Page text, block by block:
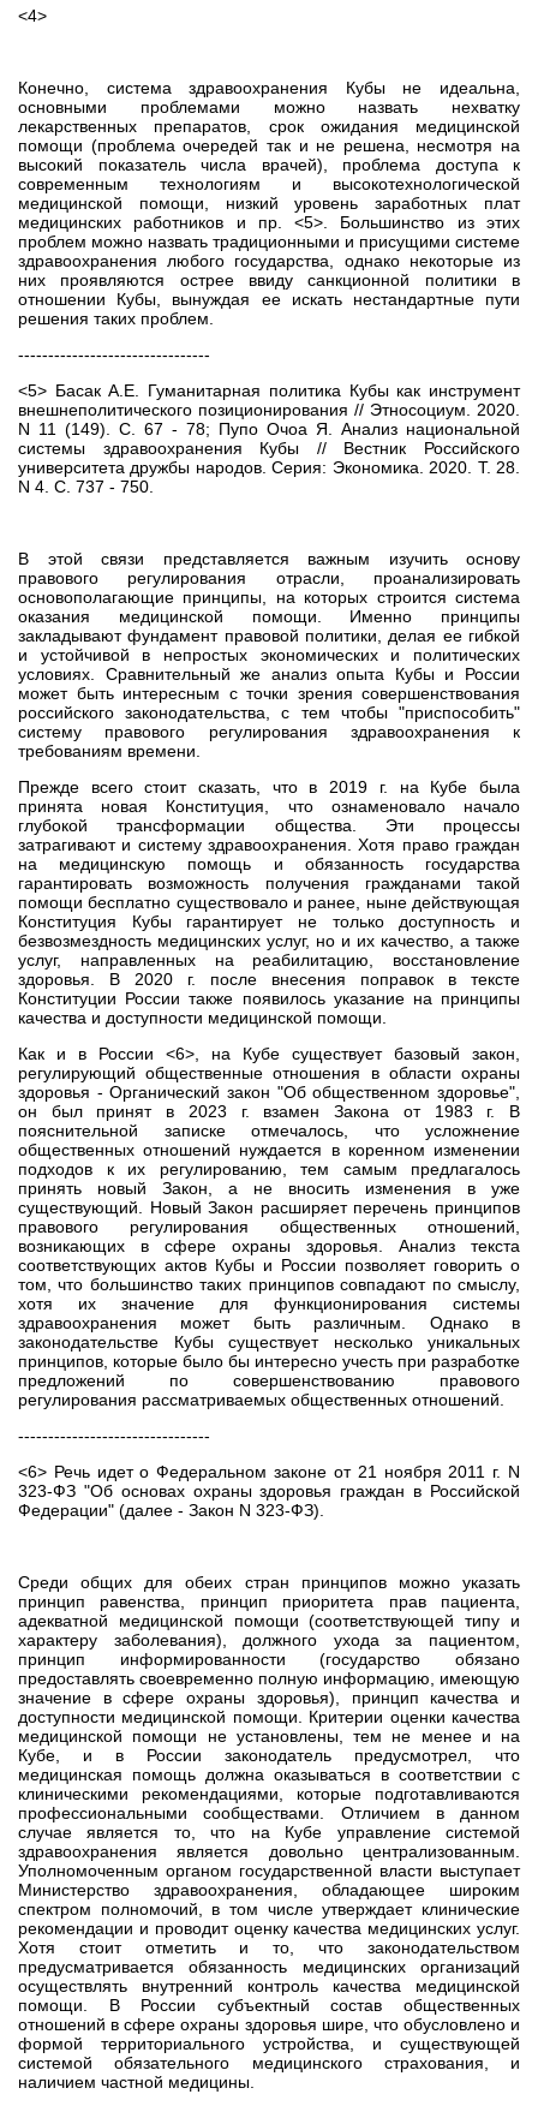
<4>
Конечно, система здравоохранения Кубы не идеальна,
основными проблемами можно назвать нехватку
лекарственных препаратов, срок ожидания медицинской
помощи (проблема очередей так и не решена, несмотря на
высокий показатель числа врачей), проблема доступа к
современным технологиям и высокотехнологической
медицинской помощи, низкий уровень заработных плат
медицинских работников и пр. <5>. Большинство из этих
проблем можно назвать традиционными и присущими системе
здравоохранения любого государства, однако некоторые из
них проявляются острее ввиду санкционной политики в
отношении Кубы, вынуждая ее искать нестандартные пути
решения таких проблем.
--------------------------------
<5> Басак А.Е. Гуманитарная политика Кубы как инструмент
внешнеполитического позиционирования // Этносоциум. 2020.
N 11 (149). С. 67 - 78; Пупо Очоа Я. Анализ национальной
системы здравоохранения Кубы // Вестник Российского
университета дружбы народов. Серия: Экономика. 2020. Т. 28.
N 4. С. 737 - 750.
В этой связи представляется важным изучить основу
правового регулирования отрасли, проанализировать
основополагающие принципы, на которых строится система
оказания медицинской помощи. Именно принципы
закладывают фундамент правовой политики, делая ее гибкой
и устойчивой в непростых экономических и политических
условиях. Сравнительный же анализ опыта Кубы и России
может быть интересным с точки зрения совершенствования
российского законодательства, с тем чтобы "приспособить"
систему правового регулирования здравоохранения к
требованиям времени.
Прежде всего стоит сказать, что в 2019 г. на Кубе была
принята новая Конституция, что ознаменовало начало
глубокой трансформации общества. Эти процессы
затрагивают и систему здравоохранения. Хотя право граждан
на медицинскую помощь и обязанность государства
гарантировать возможность получения гражданами такой
помощи бесплатно существовало и ранее, ныне действующая
Конституция Кубы гарантирует не только доступность и
безвозмездность медицинских услуг, но и их качество, а также
услуг, направленных на реабилитацию, восстановление
здоровья. В 2020 г. после внесения поправок в тексте
Конституции России также появилось указание на принципы
качества и доступности медицинской помощи.
Как и в России <6>, на Кубе существует базовый закон,
регулирующий общественные отношения в области охраны
здоровья - Органический закон "Об общественном здоровье",
он был принят в 2023 г. взамен Закона от 1983 г. В
пояснительной записке отмечалось, что усложнение
общественных отношений нуждается в коренном изменении
подходов к их регулированию, тем самым предлагалось
принять новый Закон, а не вносить изменения в уже
существующий. Новый Закон расширяет перечень принципов
правового регулирования общественных отношений,
возникающих в сфере охраны здоровья. Анализ текста
соответствующих актов Кубы и России позволяет говорить о
том, что большинство таких принципов совпадают по смыслу,
хотя их значение для функционирования системы
здравоохранения может быть различным. Однако в
законодательстве Кубы существует несколько уникальных
принципов, которые было бы интересно учесть при разработке
предложений по совершенствованию правового
регулирования рассматриваемых общественных отношений.
--------------------------------
<6> Речь идет о Федеральном законе от 21 ноября 2011 г. N
323-ФЗ "Об основах охраны здоровья граждан в Российской
Федерации" (далее - Закон N 323-ФЗ).
Среди общих для обеих стран принципов можно указать
принцип равенства, принцип приоритета прав пациента,
адекватной медицинской помощи (соответствующей типу и
характеру заболевания), должного ухода за пациентом,
принцип информированности (государство обязано
предоставлять своевременно полную информацию, имеющую
значение в сфере охраны здоровья), принцип качества и
доступности медицинской помощи. Критерии оценки качества
медицинской помощи не установлены, тем не менее и на
Кубе, и в России законодатель предусмотрел, что
медицинская помощь должна оказываться в соответствии с
клиническими рекомендациями, которые подготавливаются
профессиональными сообществами. Отличием в данном
случае является то, что на Кубе управление системой
здравоохранения является довольно централизованным.
Уполномоченным органом государственной власти выступает
Министерство здравоохранения, обладающее широким
спектром полномочий, в том числе утверждает клинические
рекомендации и проводит оценку качества медицинских услуг.
Хотя стоит отметить и то, что законодательством
предусматривается обязанность медицинских организаций
осуществлять внутренний контроль качества медицинской
помощи. В России субъектный состав общественных
отношений в сфере охраны здоровья шире, что обусловлено и
формой территориального устройства, и существующей
системой обязательного медицинского страхования, и
наличием частной медицины.